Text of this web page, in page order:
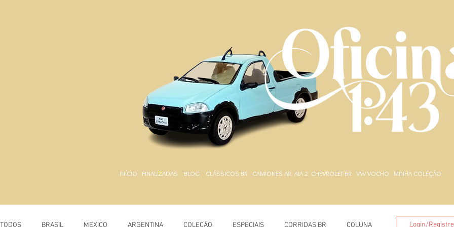
.
INÍCIO FINALIZADAS BLOG CLÁSSICOS BR CAMIONES AR AIA 2 CHEVROLET BR VW VOCHO MINHA COLEÇÃO
TODOS BRASIL MEXICO ARGENTINA COLEÇÃO ESPECIAIS CORRIDAS BR COLUNA Login/